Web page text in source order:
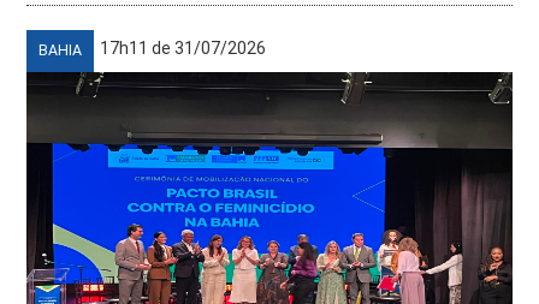
BAHIA 17h11 de 31/07/2026